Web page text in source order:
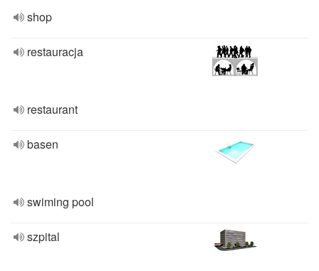
shop
restauracja
restaurant
basen
swiming pool
szpital